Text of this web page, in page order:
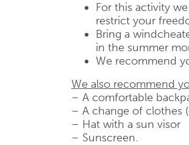
For this activity
restrict your
Bring a
in the summer
We recommend
We also recommend
– A comfortable
– A change of clothes
– Hat with a sun visor
– Sunscreen.